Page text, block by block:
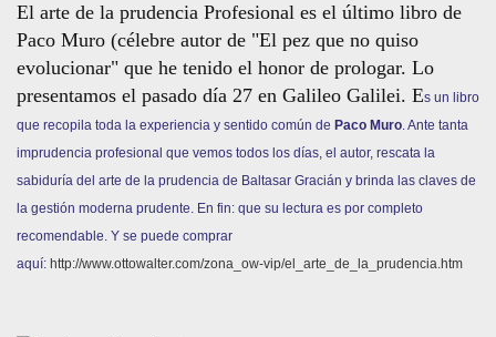
El arte de la prudencia Profesional es el último libro de
Paco Muro (célebre autor de "El pez que no quiso
evolucionar" que he tenido el honor de prologar. Lo
presentamos el pasado día 27 en Galileo Galilei. Es un libro
que recopila toda la experiencia y sentido común de Paco Muro. Ante tanta
imprudencia profesional que vemos todos los días, el autor, rescata la
sabiduría del arte de la prudencia de Baltasar Gracián y brinda las claves de
la gestión moderna prudente. En fin: que su lectura es por completo
recomendable. Y se puede comprar
aquí: http://www.ottowalter.com/zona_ow-vip/el_arte_de_la_prudencia.htm